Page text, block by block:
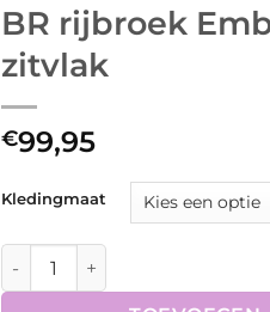
BR rijbroek
zitvlak
€99,95
Kledingmaat
BR rijbroek Ember dames